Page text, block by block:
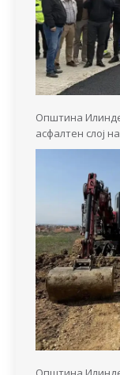
Општина
асфалтен слој